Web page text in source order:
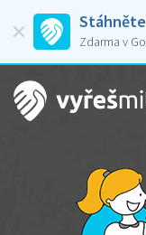
Zdarma v